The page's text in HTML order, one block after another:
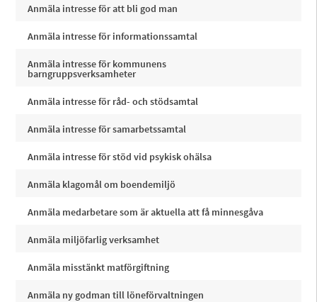
Anmäla intresse för att bli god man
Anmäla intresse för informationssamtal
Anmäla intresse för kommunens
barngruppsverksamheter
Anmäla intresse för råd- och stödsamtal
Anmäla intresse för samarbetssamtal
Anmäla intresse för stöd vid psykisk ohälsa
Anmäla klagomål om boendemiljö
Anmäla medarbetare som är aktuella att få minnesgåva
Anmäla miljöfarlig verksamhet
Anmäla misstänkt matförgiftning
Anmäla ny godman till löneförvaltningen